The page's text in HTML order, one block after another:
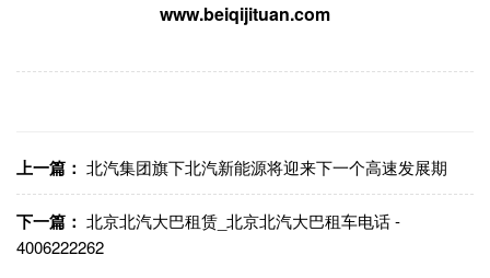
www.beiqijituan.com
上一篇： 北汽集团旗下北汽新能源将迎来下一个高速发展期
下一篇： 北京北汽大巴租赁_北京北汽大巴租车电话 -
4006222262